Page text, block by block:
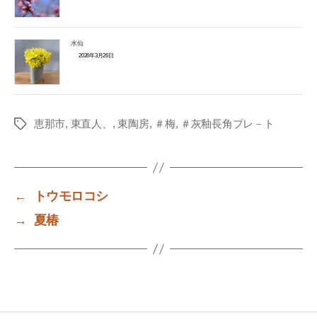
水仙
2026年3月26日
Tags恵那市, 東直人、 ,東陶房, ＃梅, ＃灰釉長角プレ－ト
←
トウモロコシ
→
夏椿